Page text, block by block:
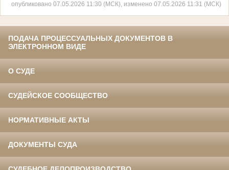
опубликовано 07.05.2026 11:30 (МСК), изменено 07.05.2026 11:31 (МСК)
ПОДАЧА ПРОЦЕССУАЛЬНЫХ ДОКУМЕНТОВ В
ЭЛЕКТРОННОМ ВИДЕ
О СУДЕ
СУДЕЙСКОЕ СООБЩЕСТВО
НОРМАТИВНЫЕ АКТЫ
ДОКУМЕНТЫ СУДА